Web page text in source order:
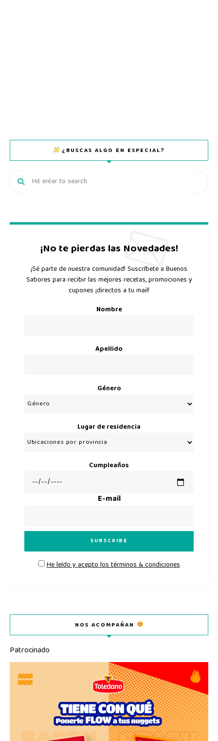
¿BUSCAS ALGO EN ESPECIAL?
¡No te pierdas las Novedades!
¡Sé parte de nuestra comunidad! Suscríbete a Buenos
Sabores para recibir las mejores recetas, promociones y
cupones ¡directos a tu mail!
Nombre
Apellido
Género
Lugar de residencia
Cumpleaños
E-mail
He leído y acepto los términos & condiciones
NOS ACOMPAÑAN
Patrocinado